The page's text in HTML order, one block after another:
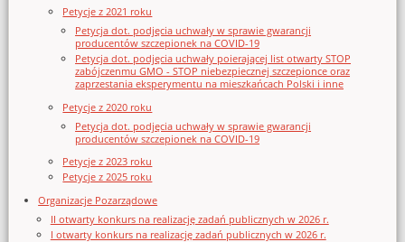
Petycje z 2021 roku
Petycja dot. podjęcia uchwały w sprawie gwarancji
producentów szczepionek na COVID-19
Petycja dot. podjęcia uchwały poierającej list otwarty STOP
zabójczenmu GMO - STOP niebezpiecznej szczepionce oraz
zaprzestania eksperymentu na mieszkańcach Polski i inne
Petycje z 2020 roku
Petycja dot. podjęcia uchwały w sprawie gwarancji
producentów szczepionek na COVID-19
Petycje z 2023 roku
Petycje z 2025 roku
Organizacje Pozarządowe
II otwarty konkurs na realizację zadań publicznych w 2026 r.
I otwarty konkurs na realizację zadań publicznych w 2026 r.